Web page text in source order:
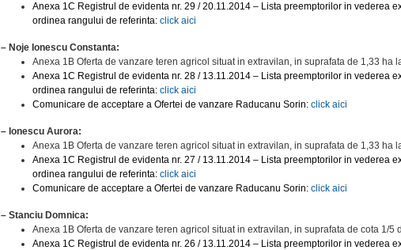
Anexa 1C Registrul de evidenta nr. 29 / 20.11.2014 – Lista preemptorilor in vederea
ordinea rangului de referinta: click aici
– Noje Ionescu Constanta:
Anexa 1B Oferta de vanzare teren agricol situat in extravilan, in suprafata de 1,33 ha
Anexa 1C Registrul de evidenta nr. 28 / 13.11.2014 – Lista preemptorilor in vederea
ordinea rangului de referinta: click aici
Comunicare de acceptare a Ofertei de vanzare Raducanu Sorin: click aici
– Ionescu Aurora:
Anexa 1B Oferta de vanzare teren agricol situat in extravilan, in suprafata de 1,33 ha
Anexa 1C Registrul de evidenta nr. 27 / 13.11.2014 – Lista preemptorilor in vederea
ordinea rangului de referinta: click aici
Comunicare de acceptare a Ofertei de vanzare Raducanu Sorin: click aici
– Stanciu Domnica:
Anexa 1B Oferta de vanzare teren agricol situat in extravilan, in suprafata de cota 1/
Anexa 1C Registrul de evidenta nr. 26 / 13.11.2014 – Lista preemptorilor in vederea